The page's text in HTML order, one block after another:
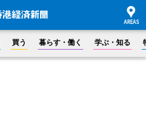
買う 暮らす・働く 学ぶ・知る